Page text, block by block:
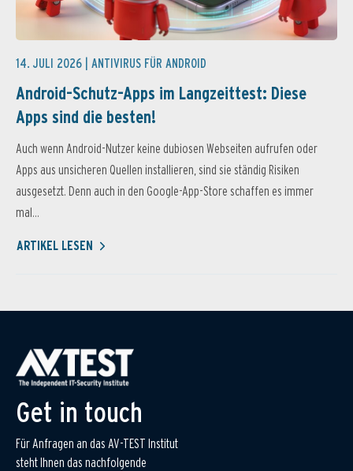
14. JULI 2026 | ANTIVIRUS FÜR ANDROID
Android-Schutz-Apps im Langzeittest: Diese
Apps sind die besten!
Auch wenn Android-Nutzer keine dubiosen Webseiten aufrufen oder
Apps aus unsicheren Quellen installieren, sind sie ständig Risiken
ausgesetzt. Denn auch in den Google-App-Store schaffen es immer
mal...
ARTIKEL LESEN
Get in touch
Für Anfragen an das AV-TEST Institut
steht Ihnen das nachfolgende